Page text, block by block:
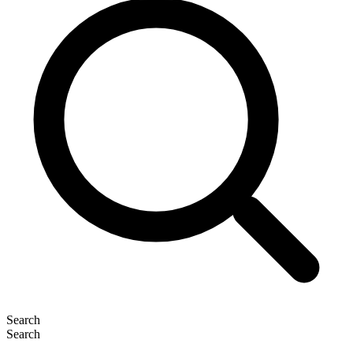
Search
Search